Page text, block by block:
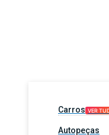
Carros VER
Autopeças